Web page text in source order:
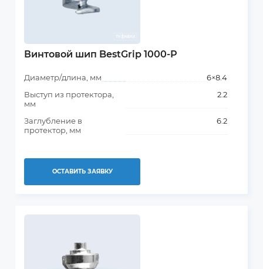
Винтовой шип BestGrip 1000-Р
Диаметр/длина, мм
6×8.4
Выступ из протектора,
мм
2.2
Заглубление в
протектор, мм
6.2
ОСТАВИТЬ ЗАЯВКУ